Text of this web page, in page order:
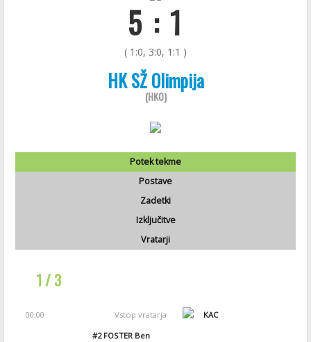
5 : 1
( 1:0, 3:0, 1:1 )
HK SŽ Olimpija
(HKO)
Potek tekme
Postave
Zadetki
Izključitve
Vratarji
1 / 3
00:00 Vstop vratarja
KAC
#2FOSTER Ben